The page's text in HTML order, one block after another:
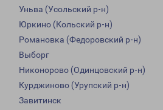
Уньва (Усольский р-н)
Юркино (Кольский р-н)
Романовка (Федоровский р-н)
Выборг
Никонорово (Одинцовский р-н)
Курджиново (Урупский р-н)
Завитинск